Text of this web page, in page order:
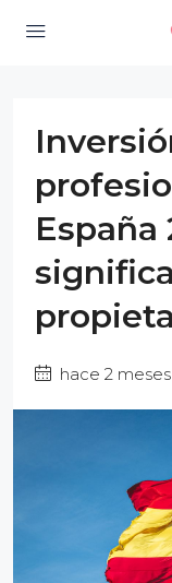
España
hace 2 meses